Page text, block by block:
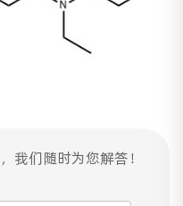
我们随时为您解答！